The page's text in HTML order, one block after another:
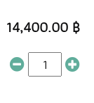
14,400.00 ฿